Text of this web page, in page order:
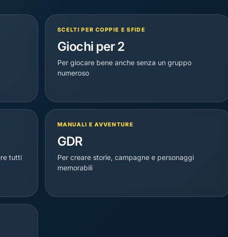
SCELTI PER COPPIE E SFIDE
Giochi per 2
Per giocare bene anche senza un gruppo
numeroso
tutti
MANUALI E AVVENTURE
GDR
Per creare storie, campagne e personaggi
memorabili